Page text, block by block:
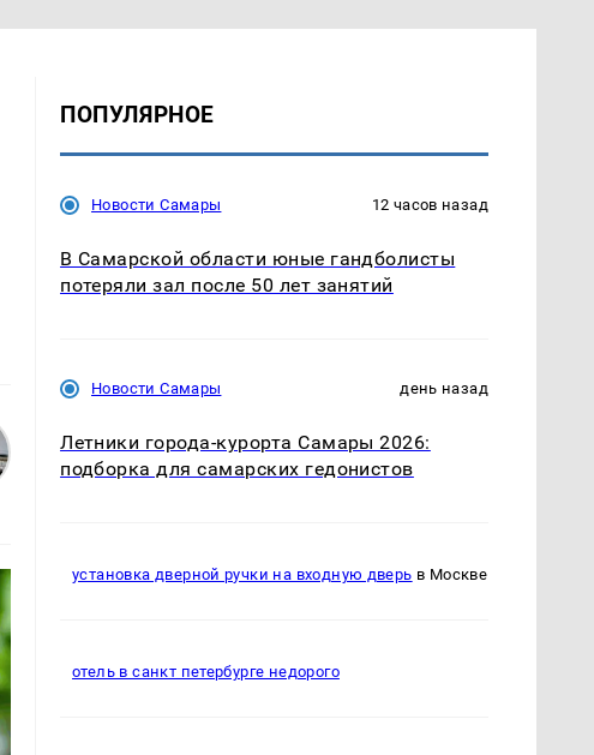
ПОПУЛЯРНОЕ
Новости Самары 12 часов назад
В Самарской области юные гандболисты
потеряли зал после 50 лет занятий
Новости Самары день назад
Летники города-курорта Самары 2026:
подборка для самарских гедонистов
установка дверной ручки на входную дверь в Москве
отель в санкт петербурге недорого